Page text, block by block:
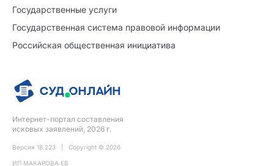
Интернет-портал составления
исковых заявлений, 2026 г.
Версия 18.223 | Copyright © 2026
ИП МАКАРОВА ЕВ
Государственные услуги
Государственная система правовой информации
Российская общественная инициатива
Расторжение брака
Уже заполнено
Шаг 0 из 15
№5728801
ПРОДОЛЖИТЬ ЗАПОЛНЕНИЕ